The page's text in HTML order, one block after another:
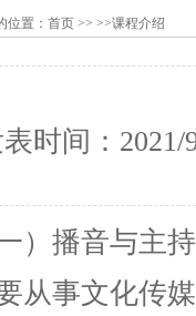
位置： 首页 >> >>课程介绍
时间： 2021/
一）播音与主持
从事文化传